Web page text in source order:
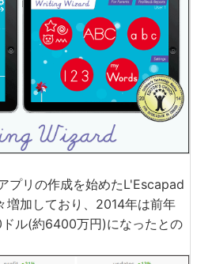
プリの作成を始めたL'Escapad
増加しており、2014年は前年
ル(約6400万円)になったとの